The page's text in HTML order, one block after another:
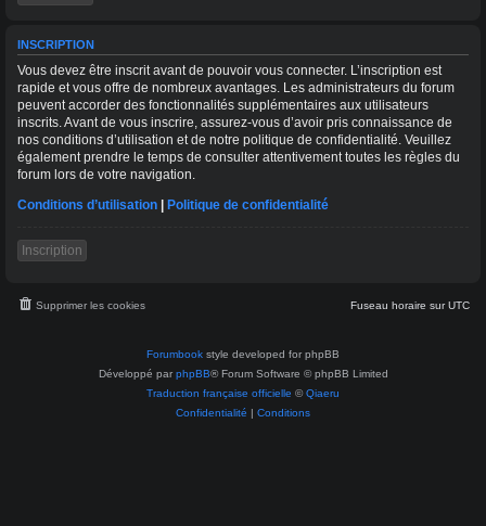
INSCRIPTION
Vous devez être inscrit avant de pouvoir vous connecter. L’inscription est
rapide et vous offre de nombreux avantages. Les administrateurs du forum
peuvent accorder des fonctionnalités supplémentaires aux utilisateurs
inscrits. Avant de vous inscrire, assurez-vous d’avoir pris connaissance de
nos conditions d’utilisation et de notre politique de confidentialité. Veuillez
également prendre le temps de consulter attentivement toutes les règles du
forum lors de votre navigation.
Conditions d’utilisation | Politique de confidentialité
Inscription
Fuseau horaire surUTC
Supprimer les cookies
Forumbook style developed for phpBB
Développé par phpBB® Forum Software © phpBB Limited
Traduction française officielle ©Qiaeru
Confidentialité | Conditions